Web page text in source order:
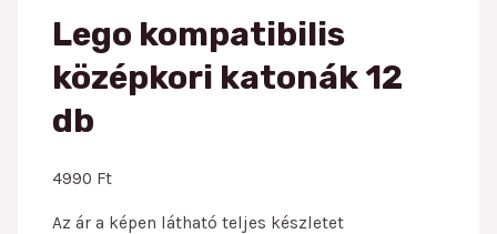
Lego kompatibilis
középkori katonák 12
db
4990 Ft
Az ár a képen látható teljes készletet